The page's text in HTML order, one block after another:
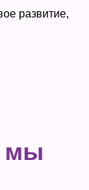
развитие,
мы